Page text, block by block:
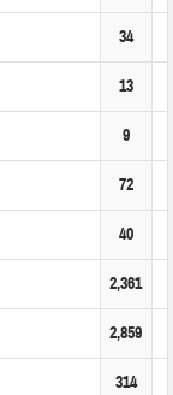
34
13
9
72
40
2,361
2,859
314